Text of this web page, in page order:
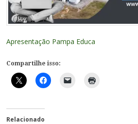
Apresentação Pampa Educa
Compartilhe isso:
Relacionado